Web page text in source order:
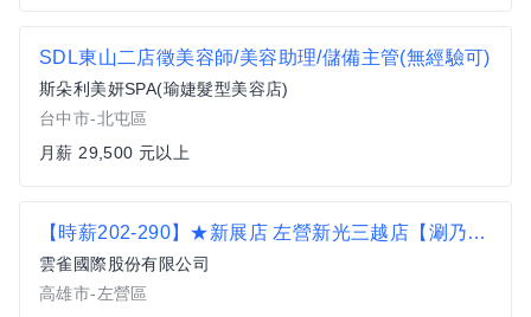
SDL東山二店徵美容師/美容助理/儲備主管(無經驗可)
斯朵利美妍SPA(瑜婕髮型美容店)
台中市-北屯區
月薪 29,500 元以上
【時薪202-290】★新展店 左營新光三越店【涮乃葉】內外場計時人員及大專院校實習生
雲雀國際股份有限公司
高雄市-左營區